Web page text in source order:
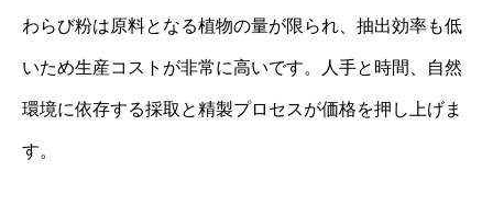
わらび粉は原料となる植物の量が限られ、抽出効率も低
いため生産コストが非常に高いです。人手と時間、自然
環境に依存する採取と精製プロセスが価格を押し上げま
す。